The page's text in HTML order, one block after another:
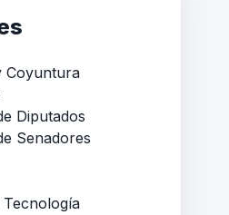
Coyuntura
Diputados
Senadores
Tecnología